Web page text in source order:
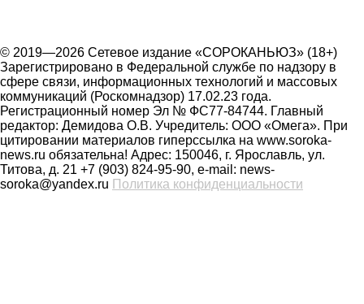
© 2019—2026 Сетевое издание «СОРОКАНЬЮЗ» (18+)
Зарегистрировано в Федеральной службе по надзору в
сфере связи, информационных технологий и массовых
коммуникаций (Роскомнадзор) 17.02.23 года.
Регистрационный номер Эл № ФС77-84744. Главный
редактор: Демидова О.В. Учредитель: ООО «Омега». При
цитировании материалов гиперссылка на www.soroka-
news.ru обязательна! Адрес: 150046, г. Ярославль, ул.
Титова, д. 21 +7 (903) 824-95-90, e-mail: news-
soroka@yandex.ru Политика конфиденциальности